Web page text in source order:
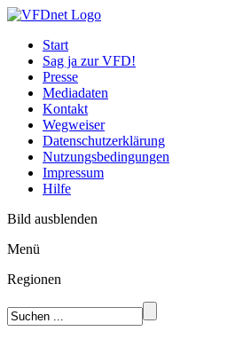
Start
Sag ja zur VFD!
Presse
Mediadaten
Kontakt
Wegweiser
Datenschutzerklärung
Nutzungsbedingungen
Impressum
Hilfe
Bild ausblenden
Menü
Regionen